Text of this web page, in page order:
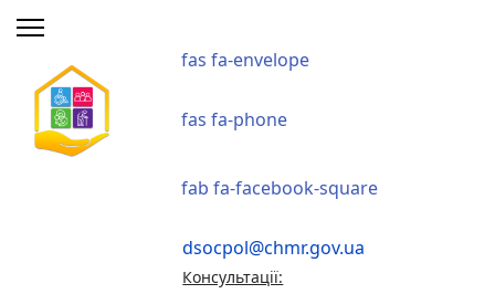
fas fa-envelope
fas fa-phone
fab fa-facebook-square
dsocpol@chmr.gov.ua
Консультації: